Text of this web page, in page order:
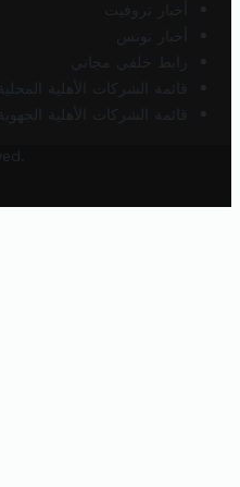
أخبار تروفيت
أخبار تونس
رابط خلفي مجاني
قائمة الشركات الأهلية المحلية
قائمة الشركات الأهلية الجهوية